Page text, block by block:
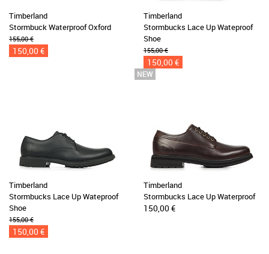
Timberland
Stormbuck Waterproof Oxford
155,00 €
150,00 €
Timberland
Stormbucks Lace Up Wateproof
Shoe
155,00 €
150,00 €
Timberland
Stormbucks Lace Up Wateproof
Shoe
155,00 €
150,00 €
Timberland
Stormbucks Lace Up Waterproof
150,00 €